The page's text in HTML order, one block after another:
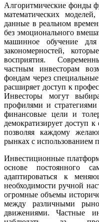
Алгоритмические фонды
математических
данные в реальном
без эмоционального
машинное обучение
закономерностей,
восприятия.
частным инвесторам
фондам через
расширяет доступ к
Инвесторы могут
профилями и
финансовые цели и
демократизирует доступ
позволяя каждому
рынках с использованием
Инвестиционные
основе постоянного
адаптироваться к
необходимости ручной
огромные объемы
между различными
движениями. Частные